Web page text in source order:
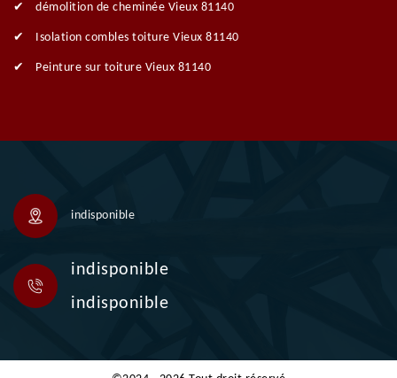
démolition de cheminée Vieux 81140
Isolation combles toiture Vieux 81140
Peinture sur toiture Vieux 81140
indisponible
indisponible
indisponible